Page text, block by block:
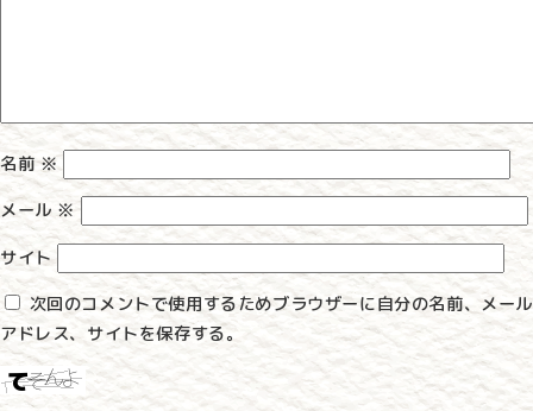
名前※
メール※
サイト
次回のコメントで使用するためブラウザーに自分の名前、メール
アドレス、サイトを保存する。